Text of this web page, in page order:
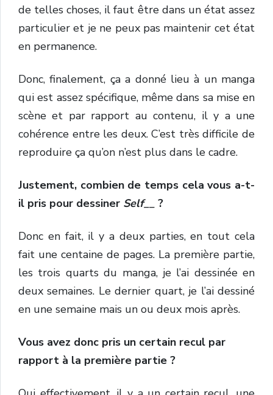
de telles choses, il faut être dans un état assez
particulier et je ne peux pas maintenir cet état
en permanence.
Donc, finalement, ça a donné lieu à un manga
qui est assez spécifique, même dans sa mise en
scène et par rapport au contenu, il y a une
cohérence entre les deux. C’est très difficile de
reproduire ça qu’on n’est plus dans le cadre.
Justement, combien de temps cela vous a-t-
il pris pour dessiner Self__ ?
Donc en fait, il y a deux parties, en tout cela
fait une centaine de pages. La première partie,
les trois quarts du manga, je l’ai dessinée en
deux semaines. Le dernier quart, je l’ai dessiné
en une semaine mais un ou deux mois après.
Vous avez donc pris un certain recul par
rapport à la première partie ?